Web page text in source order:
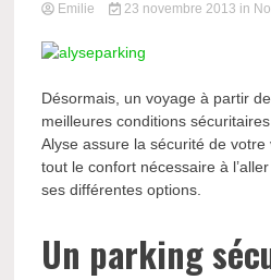
Emilie 23 novembre 2013 in
Désormais, un voyage à partir
meilleures conditions
Alyse assure la sécurité de
tout le confort nécessaire à
ses différentes options.
Un parking